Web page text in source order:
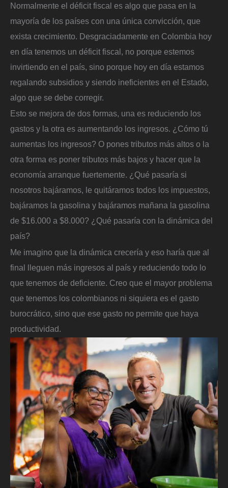
Normalmente el déficit fiscal es algo que pasa en la
mayoría de los países con una única convicción, que
exista crecimiento. Desgraciadamente en Colombia hoy
en día tenemos un déficit fiscal, no porque estemos
invirtiendo en el país, sino porque hoy en día estamos
regalando subsidios y siendo ineficientes en el Estado,
algo que se debe corregir.
Esto se mejora de dos formas, una es reduciendo los
gastos y la otra es aumentando los ingresos. ¿Cómo tú
aumentas los ingresos? O pones tributos más altos o la
otra forma es poner tributos más bajos y hacer que la
economía arranque fuertemente. ¿Qué pasaría si
nosotros bajáramos, le quitáramos todos los impuestos,
bajáramos la gasolina y bajáramos mañana la gasolina
de $16.000 a $8.000? ¿Qué pasaría con la dinámica del
país?
Me imagino que la dinámica crecería y eso haría que al
final lleguen más ingresos al país y reduciendo todo lo
que tenemos de deficiente. Creo que el mayor problema
que tenemos los colombianos ni siquiera es el gasto
burocrático, sino que ese gasto no permite que haya
productividad.